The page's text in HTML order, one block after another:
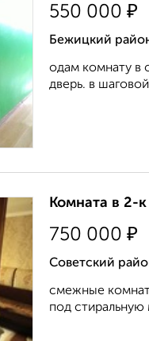
550 000 ₽
Бежицкий
одам комнату в
дверь. в
Комната в 2-
750 000 ₽
Советский
смежные
под стиральную